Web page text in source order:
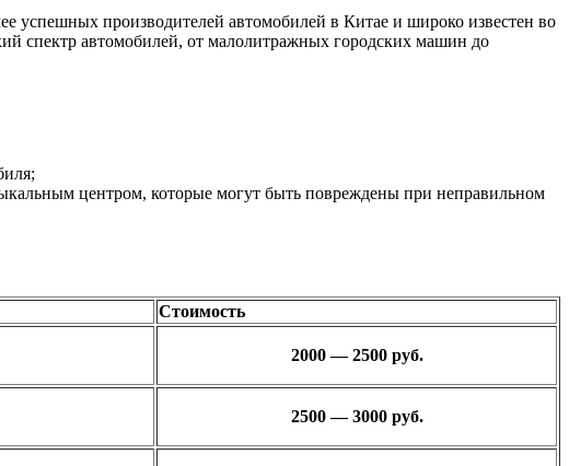
успешных производителей автомобилей в Китае и широко известен во
спектр автомобилей, от малолитражных городских машин до
центром, которые могут быть повреждены при неправильном
Стоимость
2000 — 2500 руб.
2500 — 3000 руб.